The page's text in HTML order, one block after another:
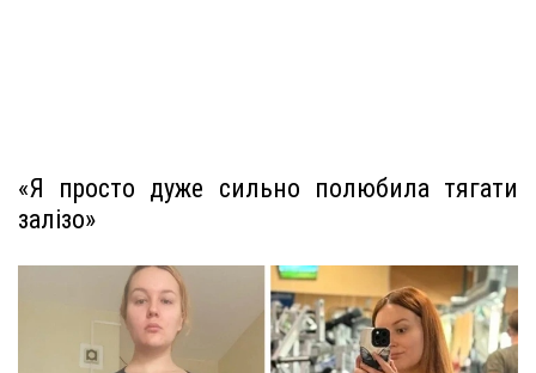
«Я просто дуже сильно полюбила тягати
залізо»